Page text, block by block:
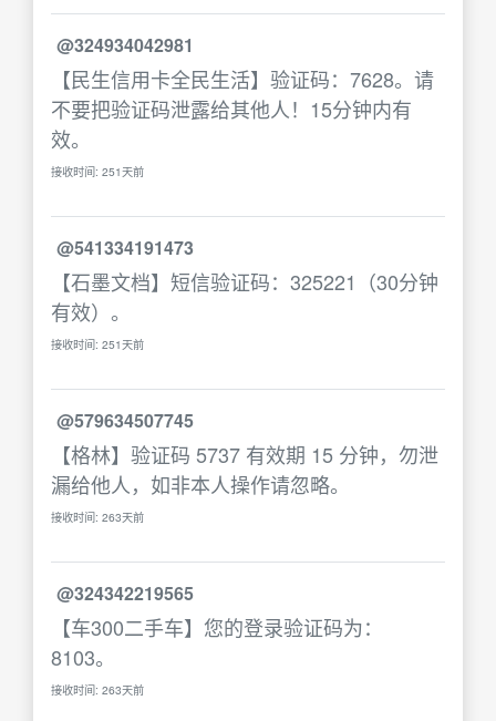
@324934042981
【民生信用卡全民生活】验证码：7628。请
不要把验证码泄露给其他人！15分钟内有
效。
接收时间: 251天前
@541334191473
【石墨文档】短信验证码：325221（30分钟
有效）。
接收时间: 251天前
@579634507745
【格林】验证码 5737 有效期 15 分钟，勿泄
漏给他人，如非本人操作请忽略。
接收时间: 263天前
@324342219565
【车300二手车】您的登录验证码为：
8103。
接收时间: 263天前